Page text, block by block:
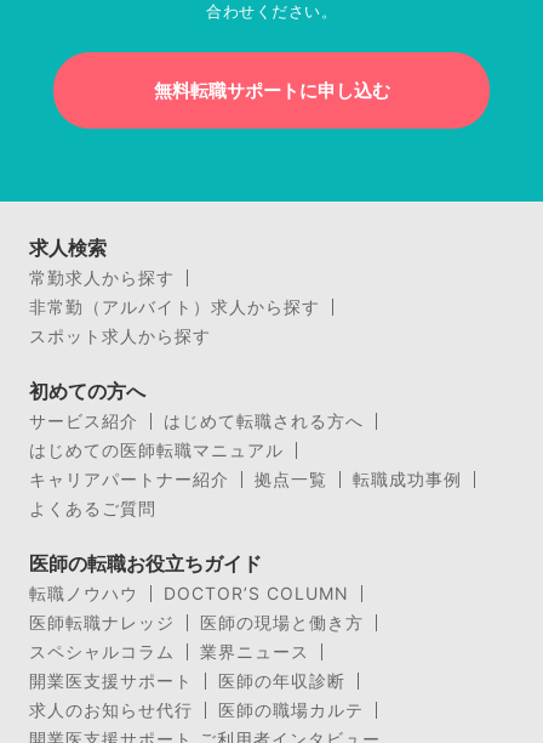
合わせください。
無料転職サポートに申し込む
求人検索
常勤求人から探す
非常勤（アルバイト）求人から探す
スポット求人から探す
初めての方へ
サービス紹介
はじめて転職される方へ
はじめての医師転職マニュアル
キャリアパートナー紹介
拠点一覧
転職成功事例
よくあるご質問
医師の転職お役立ちガイド
転職ノウハウ
DOCTOR’S COLUMN
医師転職ナレッジ
医師の現場と働き方
スペシャルコラム
業界ニュース
開業医支援サポート
医師の年収診断
求人のお知らせ代行
医師の職場カルテ